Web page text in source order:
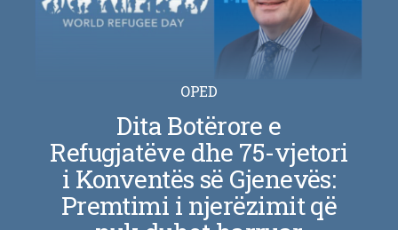
OPED
Dita Botërore e
Refugjatëve dhe 75-vjetori
i Konventës së Gjenevës:
Premtimi i njerëzimit që